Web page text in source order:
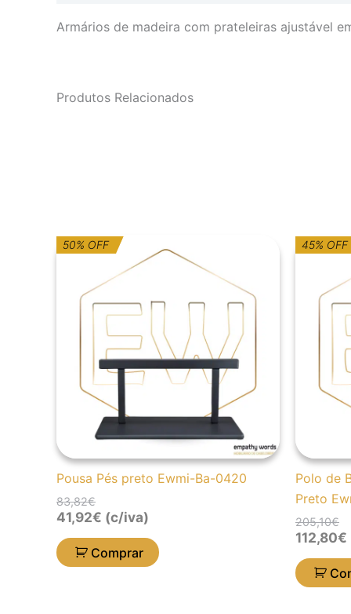
Armários de madeira com prateleiras ajustável
Produtos Relacionados
50% OFF
Pousa Pés preto Ewmi-Ba-0420
83,82€
O
preço
original
era:
O
preço
é:
41,92€ (c/iva)
Comprar
45% OFF
Polo de
Preto
205,10€
O
O
é:
112,80€